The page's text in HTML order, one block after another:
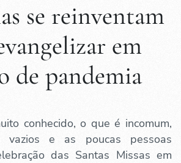
se reinventam
em
de pandemia
conhecido, o que é incomum,
vazios e as poucas pessoas
das Santas Missas em